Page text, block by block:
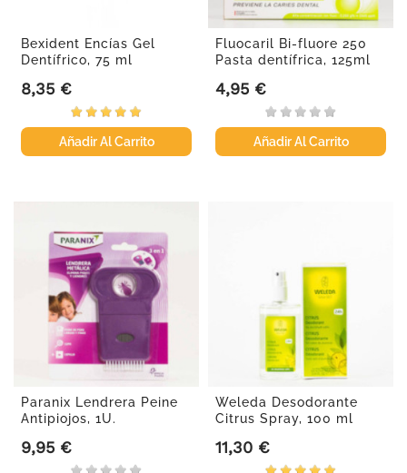
Bexident Encías Gel
Dentífrico, 75 ml
Precio
8,35 €
Añadir Al Carrito
Fluocaril Bi-fluore 250
Pasta dentífrica, 125ml
Precio
4,95 €
Añadir Al Carrito
Paranix Lendrera Peine
Antipiojos, 1U.
Precio
9,95 €
Weleda Desodorante
Citrus Spray, 100 ml
Precio
11,30 €